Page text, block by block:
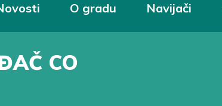
O gradu Navijači
CO